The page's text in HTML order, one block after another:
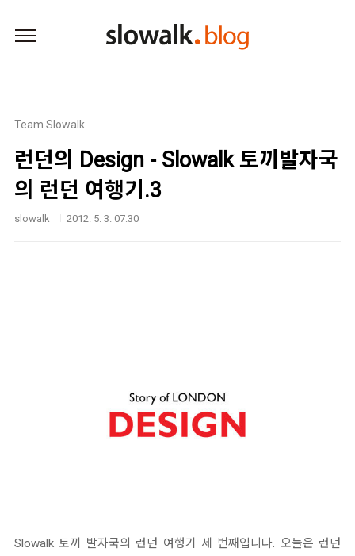
Team Slowalk
런던의 Design - Slowalk 토끼발자국
의 런던 여행기.3
slowalk 2012. 5. 3. 07:30
Slowalk 토끼 발자국의 런던 여행기 세 번째입니다. 오늘은 런던